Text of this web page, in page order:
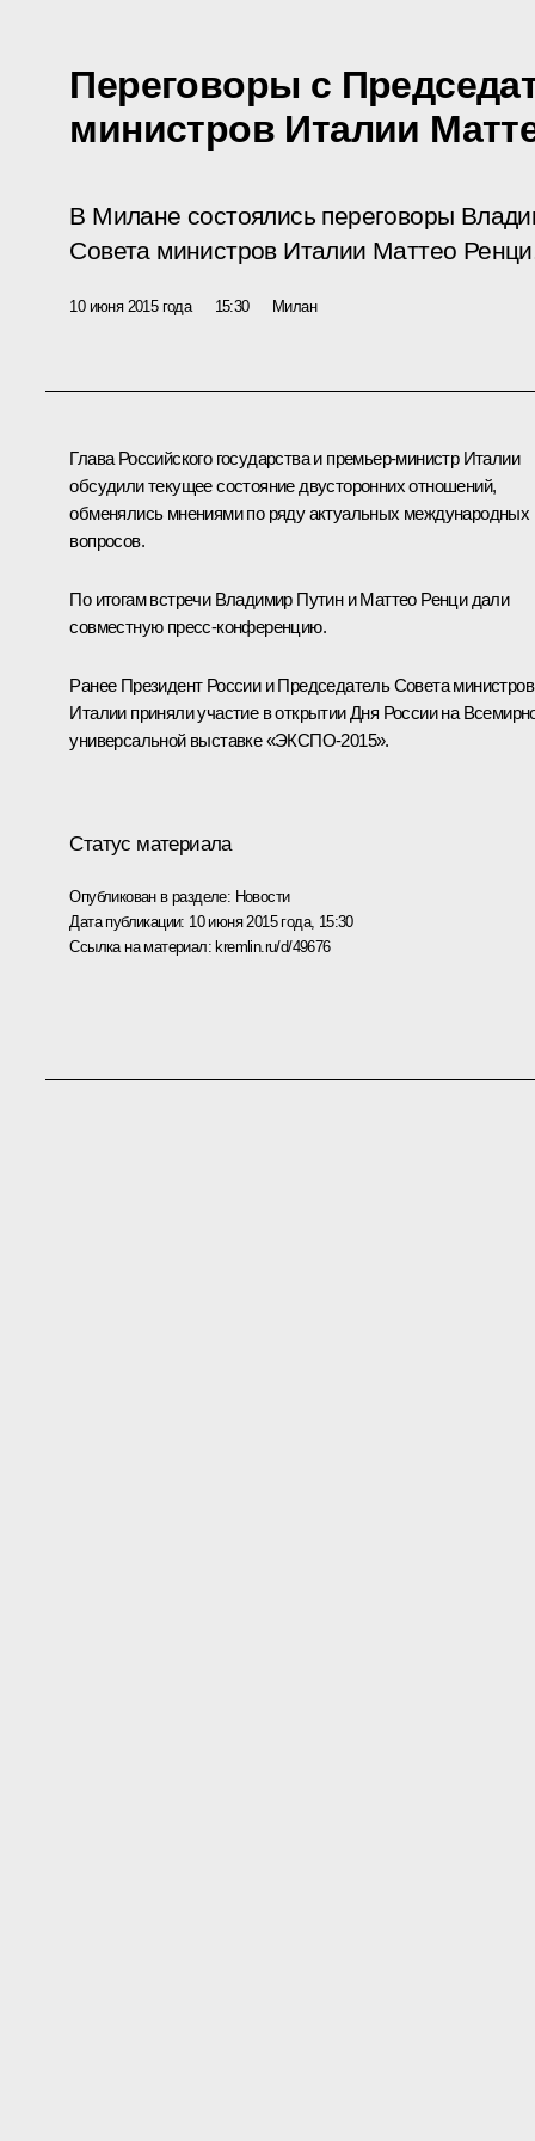
Переговоры с
министров Италии
В Милане состоялись переговоры
Совета министров Италии Маттео
10 июня 2015 года 15:30 Милан
Глава Российского государства и премьер-министр Италии
обсудили текущее состояние двусторонних отношений,
обменялись мнениями по ряду актуальных международных
вопросов.
По итогам встречи Владимир Путин иМаттео Ренцидали
совместную пресс-конференцию.
Ранее Президент России и Председатель Совета министров
Италии приняли участие в открытии Дня России на
универсальной выставке «ЭКСПО-2015».
Статус материала
Опубликован в разделе: Новости
Дата публикации: 10 июня 2015 года, 15:30
Ссылка на материал: kremlin.ru/d/49676